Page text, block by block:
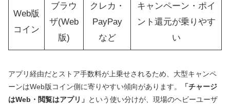
Web版
コイン
ブラウ
ザ(Web
版)
クレカ・
PayPay
など
キャンペーン・ポイ
ント還元が乗りやす
い
アプリ経由だとストア手数料が上乗せされるため、大型キャンペ
ーンはWeb版コイン側に寄りやすい傾向があります。
「チャージ
はWeb・閲覧はアプリ」 という使い分けが、現場のヘビーユーザ